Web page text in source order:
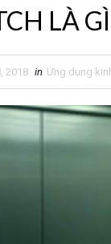
LÀ
2018 in Ứng dụng